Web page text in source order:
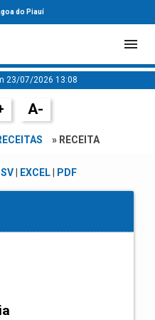
do Piauí
23/07/2026 13:08
A-
» RECEITA
| EXCEL| PDF